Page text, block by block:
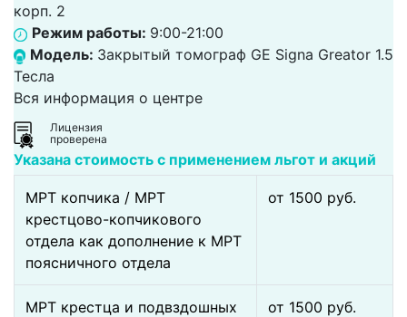
корп. 2
Режим работы: 9:00-21:00
Модель: Закрытый томограф GE Signa Greator 1.5
Тесла
Вся информация о центре
Лицензия
проверена
Указана стоимость с применением льгот и акций
МРТ копчика / МРТ
крестцово-копчикового
отдела как дополнение к МРТ
поясничного отдела
от 1500 pуб.
МРТ крестца и подвздошных
от 1500 pуб.